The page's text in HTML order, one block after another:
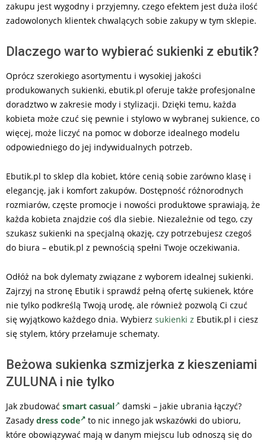
zakupu jest wygodny i przyjemny, czego efektem jest duża ilość
zadowolonych klientek chwalących sobie zakupy w tym sklepie.
Dlaczego warto wybierać sukienki z ebutik?
Oprócz szerokiego asortymentu i wysokiej jakości
produkowanych sukienki, ebutik.pl oferuje także profesjonalne
doradztwo w zakresie mody i stylizacji. Dzięki temu, każda
kobieta może czuć się pewnie i stylowo w wybranej sukience, co
więcej, może liczyć na pomoc w doborze idealnego modelu
odpowiedniego do jej indywidualnych potrzeb.
Ebutik.pl to sklep dla kobiet, które cenią sobie zarówno klasę i
elegancję, jak i komfort zakupów. Dostępność różnorodnych
rozmiarów, częste promocje i nowości produktowe sprawiają, że
każda kobieta znajdzie coś dla siebie. Niezależnie od tego, czy
szukasz sukienki na specjalną okazję, czy potrzebujesz czegoś
do biura – ebutik.pl z pewnością spełni Twoje oczekiwania.
Odłóż na bok dylematy związane z wyborem idealnej sukienki.
Zajrzyj na stronę Ebutik i sprawdź pełną ofertę sukienek, które
nie tylko podkreślą Twoją urodę, ale również pozwolą Ci czuć
się wyjątkowo każdego dnia. Wybierz sukienki z Ebutik.pl i ciesz
się stylem, który przełamuje schematy.
Beżowa sukienka szmizjerka z kieszeniami
ZULUNA i nie tylko
Jak zbudować smart casual
damski – jakie ubrania łączyć?
Zasady dress code
to nic innego jak wskazówki do ubioru,
które obowiązywać mają w danym miejscu lub odnoszą się do